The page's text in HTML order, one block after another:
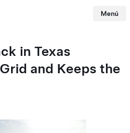
Menú
in Texas
and Keeps the